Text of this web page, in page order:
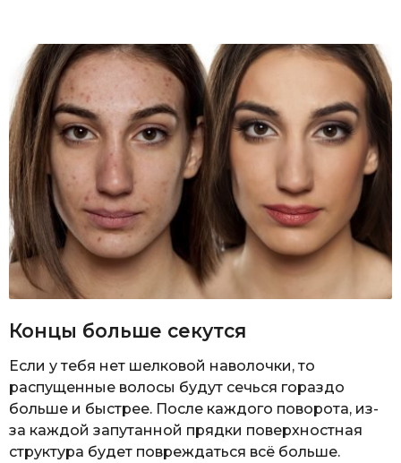
Концы больше секутся
Если у тебя нет шелковой наволочки, то
распущенные волосы будут сечься гораздо
больше и быстрее. После каждого поворота, из-
за каждой запутанной прядки поверхностная
структура будет повреждаться всё больше.